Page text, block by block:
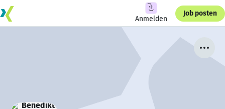
Anmelden
Job posten